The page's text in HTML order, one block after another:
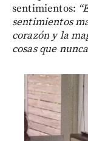
sentimientos:
sentimientos
corazón y la
cosas que